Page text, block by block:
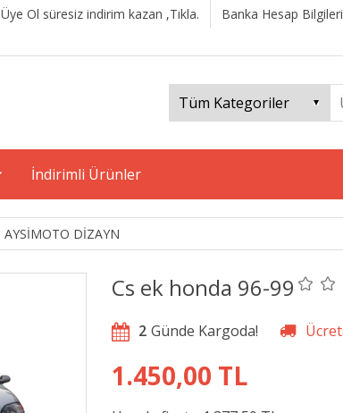
Üye Ol süresiz indirim kazan ,Tıkla. Banka Hesap Bilgileri
İndirimli Ürünler
AYSİMOTO DİZAYN
Cs ek honda 96-99
2
1.450,00 TL